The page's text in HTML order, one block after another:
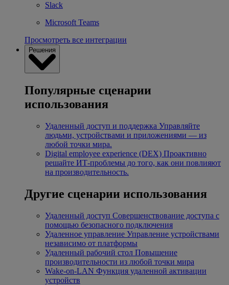
Slack
Microsoft Teams
Просмотреть все интеграции
Решения
Популярные сценарии
использования
Удаленный доступ и поддержка Управляйте
людьми, устройствами и приложениями — из
любой точки мира.
Digital employee experience (DEX) Проактивно
решайте ИТ-проблемы до того, как они повлияют
на производительность.
Другие сценарии использования
Удаленный доступ Совершенствование доступа с
помощью безопасного подключения
Удаленное управление Управление устройствами
независимо от платформы
Удаленный рабочий стол Повышение
производительности из любой точки мира
Wake-on-LAN Функция удаленной активации
устройств